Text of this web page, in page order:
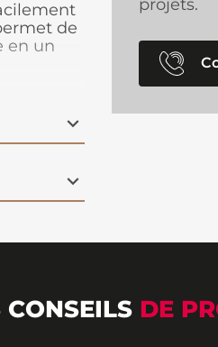
de
en un
:
projets.
CONSEILS DE